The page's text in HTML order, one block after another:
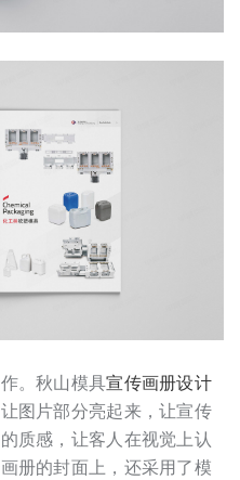
。秋山模具宣传画册设计
图片部分亮起来，让宣传
质感，让客人在视觉上认
册的封面上，还采用了模